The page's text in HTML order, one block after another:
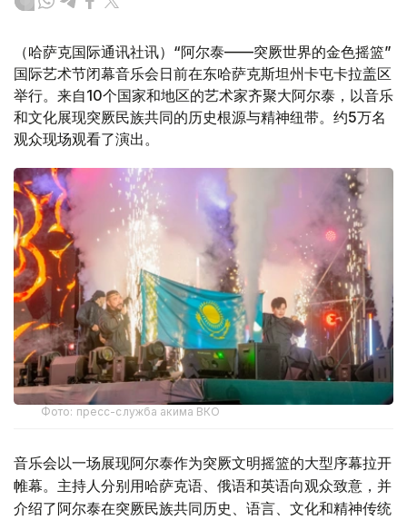
（哈萨克国际通讯社讯）“阿尔泰——突厥世界的金色摇篮”
国际艺术节闭幕音乐会日前在东哈萨克斯坦州卡屯卡拉盖区
举行。来自10个国家和地区的艺术家齐聚大阿尔泰，以音乐
和文化展现突厥民族共同的历史根源与精神纽带。约5万名
观众现场观看了演出。
Фото: пресс-служба акима ВКО
音乐会以一场展现阿尔泰作为突厥文明摇篮的大型序幕拉开
帷幕。主持人分别用哈萨克语、俄语和英语向观众致意，并
介绍了阿尔泰在突厥民族共同历史、语言、文化和精神传统